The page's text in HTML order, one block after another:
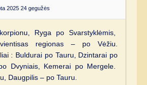
2025 24 gegužės
Ryga po Svarstyklėmis,
regionas – po Vėžiu.
: Buldurai po Tauru, Dzintarai po
Dvyniais, Kemerai po Mergele.
Daugpilis – po Tauru.